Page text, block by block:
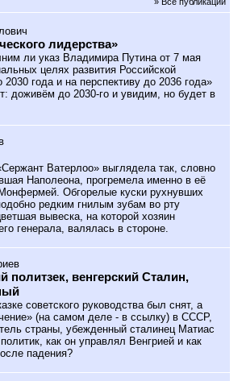
лидерства»
ли указ Владимира Путина от 7 мая
целях развития Российской
года и на перспективу до 2036 года»
доживём до 2030-го и увидим, но будет в
Ватерлоо» выглядела так, словно
Наполеона, прогремела именно в её
Обгорелые куски рухнувших
редким гнилым зубам во рту
вывеска, на которой хозяин
генерала, валялась в стороне.
политзек, венгерский Сталин,
советского руководства был снят, а
(на самом деле - в ссылку) в СССР,
страны, убежденный сталинец Матиас
как он управлял Венгрией и как
падения?